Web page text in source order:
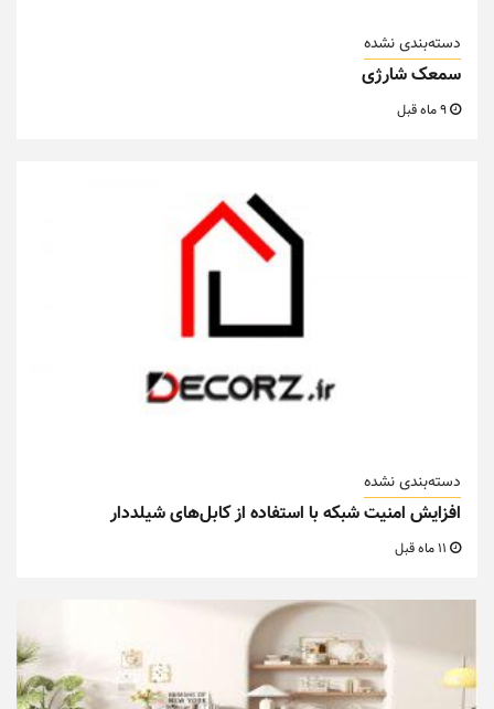
دسته‌بندی نشده
سمعک شارژی
دسته‌بندی نشده
افزایش امنیت شبکه با استفاده از کابل‌های شیلددار